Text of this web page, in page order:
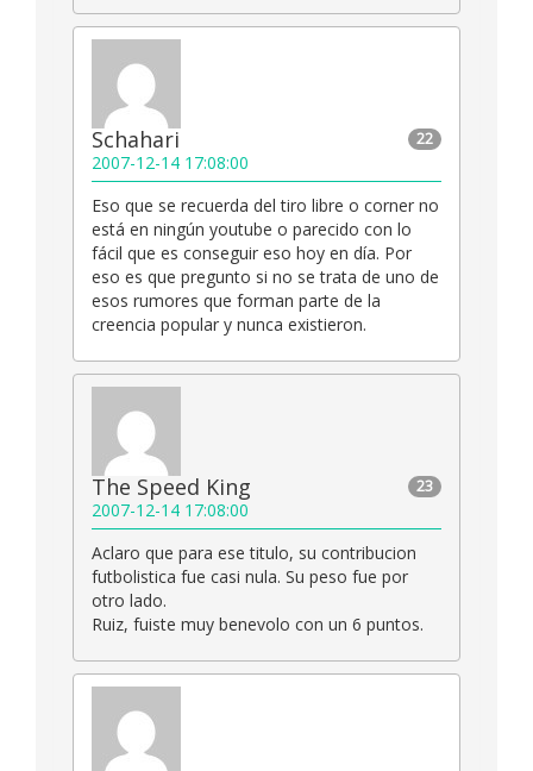
22
Schahari
2007-12-14 17:08:00
Eso que se recuerda del tiro libre o corner no
está en ningún youtube o parecido con lo
fácil que es conseguir eso hoy en día. Por
eso es que pregunto si no se trata de uno de
esos rumores que forman parte de la
creencia popular y nunca existieron.
23
The Speed King
2007-12-14 17:08:00
Aclaro que para ese titulo, su contribucion
futbolistica fue casi nula. Su peso fue por
otro lado.
Ruiz, fuiste muy benevolo con un 6 puntos.